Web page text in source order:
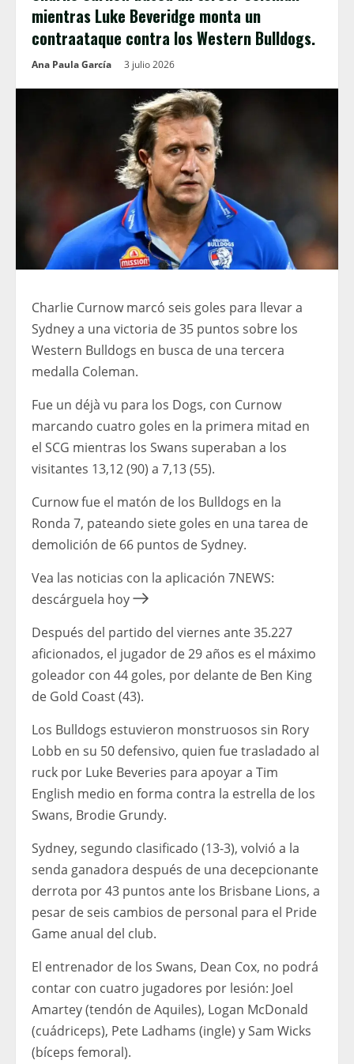
mientras Luke Beveridge monta un
contraataque contra los Western Bulldogs.
Ana Paula García 3 julio 2026
Charlie Curnow marcó seis goles para llevar a
Sydney a una victoria de 35 puntos sobre los
Western Bulldogs en busca de una tercera
medalla Coleman.
Fue un déjà vu para los Dogs, con Curnow
marcando cuatro goles en la primera mitad en
el SCG mientras los Swans superaban a los
visitantes 13,12 (90) a 7,13 (55).
Curnow fue el matón de los Bulldogs en la
Ronda 7, pateando siete goles en una tarea de
demolición de 66 puntos de Sydney.
Vea las noticias con la aplicación 7NEWS:
descárguela hoy
Después del partido del viernes ante 35.227
aficionados, el jugador de 29 años es el máximo
goleador con 44 goles, por delante de Ben King
de Gold Coast (43).
Los Bulldogs estuvieron monstruosos sin Rory
Lobb en su 50 defensivo, quien fue trasladado al
ruck por Luke Beveries para apoyar a Tim
English medio en forma contra la estrella de los
Swans, Brodie Grundy.
Sydney, segundo clasificado (13-3), volvió a la
senda ganadora después de una decepcionante
derrota por 43 puntos ante los Brisbane Lions, a
pesar de seis cambios de personal para el Pride
Game anual del club.
El entrenador de los Swans, Dean Cox, no podrá
contar con cuatro jugadores por lesión: Joel
Amartey (tendón de Aquiles), Logan McDonald
(cuádriceps), Pete Ladhams (ingle) y Sam Wicks
(bíceps femoral).